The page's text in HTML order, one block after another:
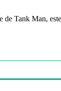
Tank Man,